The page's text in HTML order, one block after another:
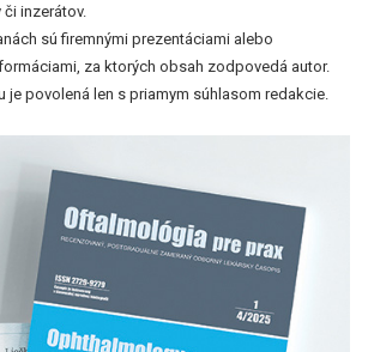
inzerátov.
sú firemnými prezentáciami alebo
za ktorých obsah zodpovedá autor.
je povolená len s priamym súhlasom redakcie.